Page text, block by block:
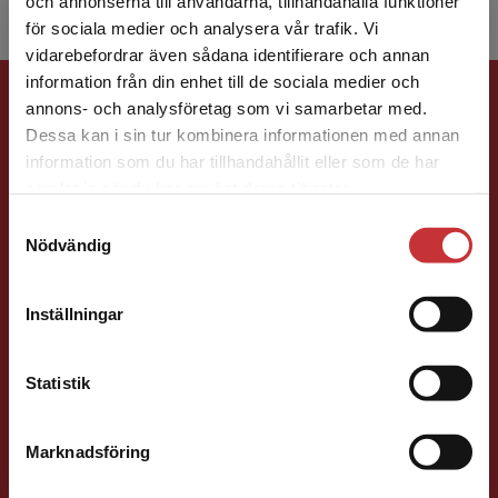
för sociala medier och analysera vår trafik. Vi
vidarebefordrar även sådana identifierare och annan
information från din enhet till de sociala medier och
annons- och analysföretag som vi samarbetar med.
Dessa kan i sin tur kombinera informationen med annan
information som du har tillhandahållit eller som de har
Nödvändig
Inställningar
Statistik
Marknadsföring
Begränsad fraktregion
Det verkar som att du besöker
studentlitteratur.se via en enhet utanför Sverige.
Vi erbjuder inte leveranser utanför Sverige. För
att kunna slutföra ett köp måste
Förlagskontakt
Samhällsvetenskap och humaniora, Språk